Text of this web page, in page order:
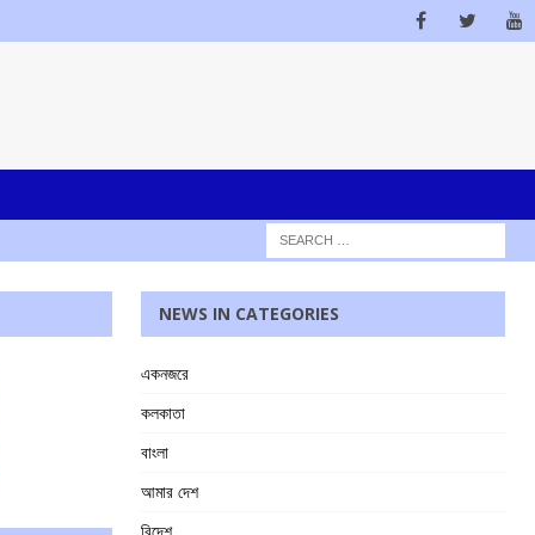
NEWS IN CATEGORIES
একনজরে
কলকাতা
বাংলা
আমার দেশ